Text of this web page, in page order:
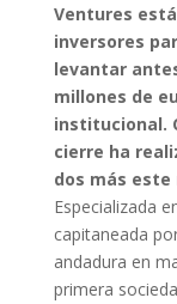
Ventures
inversores
levantar
millones de
institucional.
cierre ha
dos más este
Especializada
capitaneada
andadura en
primera